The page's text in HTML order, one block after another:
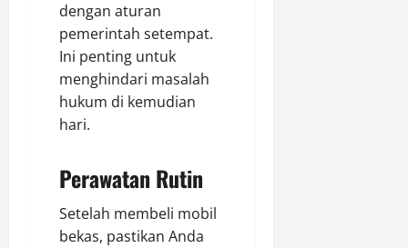
dengan aturan
pemerintah setempat.
Ini penting untuk
menghindari masalah
hukum di kemudian
hari.
Perawatan Rutin
Setelah membeli mobil
bekas, pastikan Anda